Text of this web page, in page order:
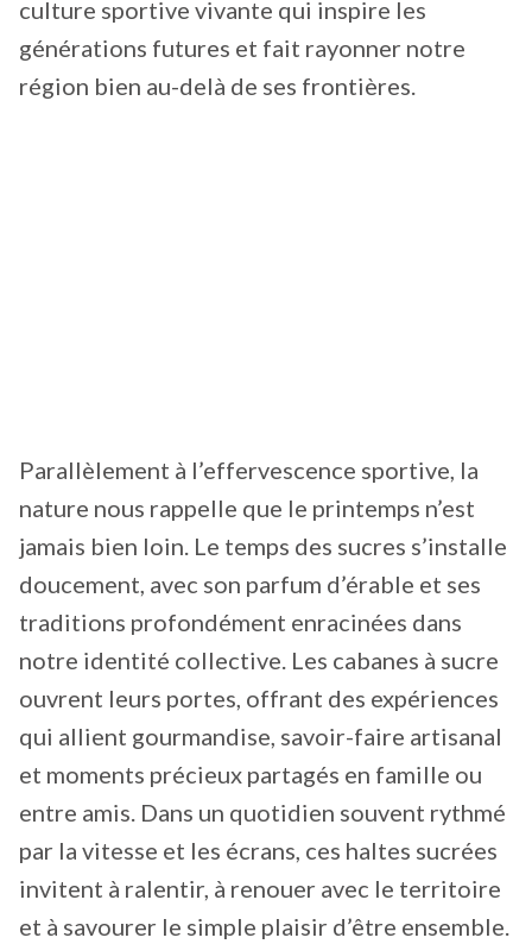
culture sportive vivante qui inspire les
générations futures et fait rayonner notre
région bien au-delà de ses frontières.
Parallèlement à l’effervescence sportive, la
nature nous rappelle que le printemps n’est
jamais bien loin. Le temps des sucres s’installe
doucement, avec son parfum d’érable et ses
traditions profondément enracinées dans
notre identité collective. Les cabanes à sucre
ouvrent leurs portes, offrant des expériences
qui allient gourmandise, savoir-faire artisanal
et moments précieux partagés en famille ou
entre amis. Dans un quotidien souvent rythmé
par la vitesse et les écrans, ces haltes sucrées
invitent à ralentir, à renouer avec le territoire
et à savourer le simple plaisir d’être ensemble.